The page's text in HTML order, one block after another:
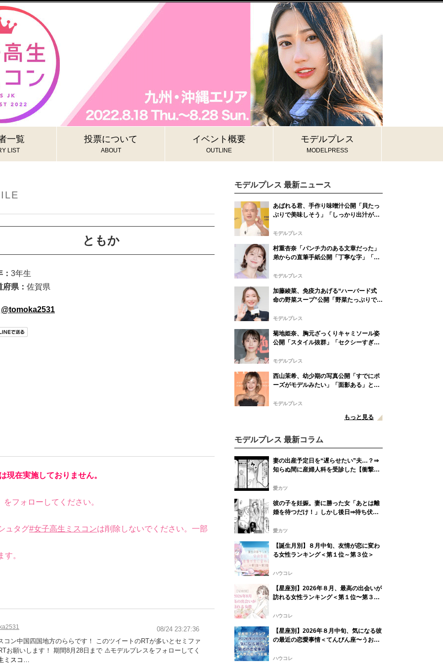
一覧
LIST
投票について
ABOUT
イベント概要
OUTLINE
モデルプレス
MODELPRESS
ともか
3年生
府県： 佐賀県
@tomoka2531
現在実施しておりません。
をフォローしてください。
ュタグ#女子高生ミスコンは削除しないでください。一部
。
コン中国四国地方のららです！ このツイートのRTが多いとセミファ
お願いします！ 期間8月28日まで ⚠️モデルプレスをフォローしてく
ミスコ…
08/24 23:27:36
モデルプレス 最新ニュース
あばれる君、手作り味噌汁公開「貝たっ
ぷりで美味しそう」「しっかり出汁が出
モデルプレス
村重杏奈「パンチ力のある文章だった」
弟からの直筆手紙公開「丁寧な字」「読
モデルプレス
加藤綾菜、免疫力あげる“ハーバード式
命の野菜スープ”公開「野菜たっぷりで美
モデルプレス
菊地姫奈、胸元ざっくりキャミソール姿
公開「スタイル抜群」「セクシーすぎ
モデルプレス
西山茉希、幼少期の写真公開「すでにポ
ーズがモデルみたい」「面影ある」と反
モデルプレス
もっと見る
モデルプレス 最新コラム
妻の出産予定日を“遅らせたい”夫…？⇒
知らぬ間に産婦人科を受診した【衝撃な
愛カツ
彼の子を妊娠。妻に勝った女「あとは離
婚を待つだけ！」しかし後日⇒待ち伏せ
愛カツ
【誕生月別】８月中旬、友情が恋に変わ
る女性ランキング＜第１位～第３位＞
ハウコレ
【星座別】2026年８月、最高の出会いが
訪れる女性ランキング＜第１位〜第３位
ハウコレ
【星座別】2026年８月中旬、気になる彼
の最近の恋愛事情＜てんびん座〜うお座
ハウコレ